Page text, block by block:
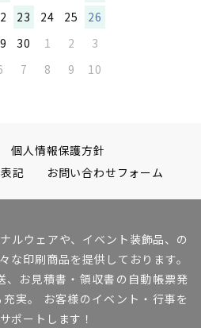
23 24 25
26
30 1 2
3
7 8 9
10
個人情報保護方針
記
お問い合わせフォーム
ルウェアや、イベント装飾品、の
な印刷商品を提供しております。
、お見積書・領収書の自動帳票発
実。 お客様のイベント・行事を
ポートします！